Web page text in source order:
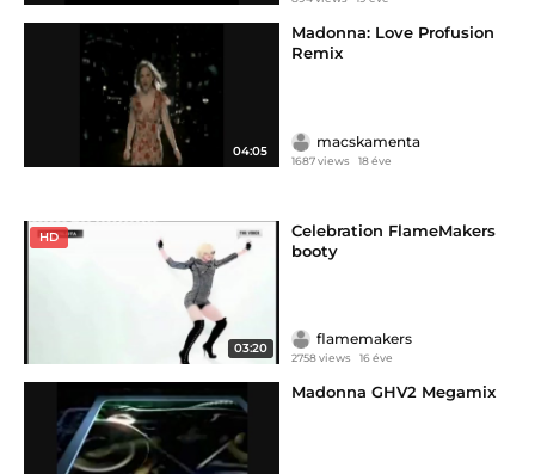
04:05
Madonna: Love Profusion
Remix
macskamenta
1687 views 18 éve
HD
03:20
Celebration FlameMakers
booty
flamemakers
2758 views 16 éve
Madonna GHV2 Megamix